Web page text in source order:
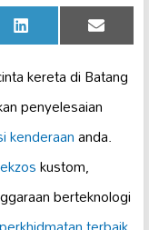
Share
on
LinkedIn Share
on
Email
kereta di Batang
penyelesaian
kenderaananda.
kustom,
berteknologi